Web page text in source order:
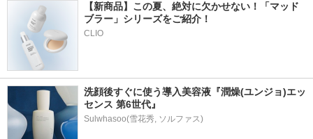
【新商品】この夏、絶対に欠かせない！「マッド
ブラー」シリーズをご紹介！
CLIO
洗顔後すぐに使う導入美容液『潤燥(ユンジョ)エッ
センス 第6世代』